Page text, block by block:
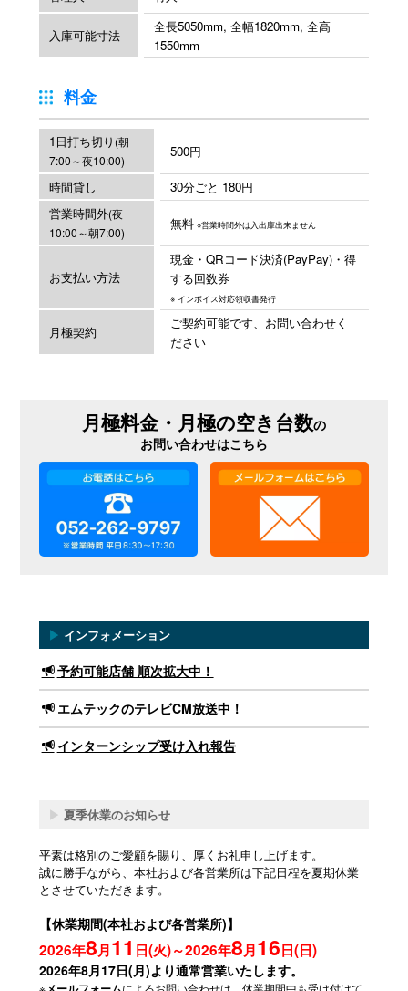
入庫可能寸法
全長5050mm, 全幅1820mm, 全高
1550mm
料金
1日打ち切り (朝
7:00～夜10:00)
500円
時間貸し
30分ごと 180円
営業時間外(夜
10:00～朝7:00)
無料※営業時間外は入出庫出来ません
お支払い方法
現金・QRコード決済(PayPay)・得
する回数券
※ インボイス対応領収書発行
月極契約
ご契約可能です、お問い合わせく
ださい
月極料金・月極の空き台数の
お問い合わせはこちら
▶ インフォメーション
予約可能店舗 順次拡大中！
エムテックのテレビCM放送中！
インターンシップ受け入れ報告
▶ 夏季休業のお知らせ
平素は格別のご愛顧を賜り、厚くお礼申し上げます。
誠に勝手ながら、本社および各営業所は下記日程を夏期休業
とさせていただきます。
【休業期間(本社および各営業所)】
2026年8月11 日(火)～2026年8月16日(日)
2026年8月17日(月)より通常営業いたします。